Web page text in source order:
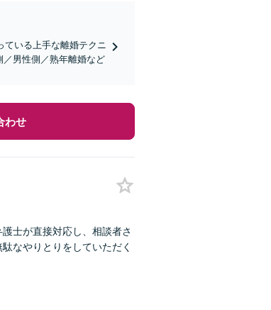
ている上手な離婚テクニ
男性側／熟年離婚など
わせ
士が直接対応し、相談者さ
なやりとりをしていただく